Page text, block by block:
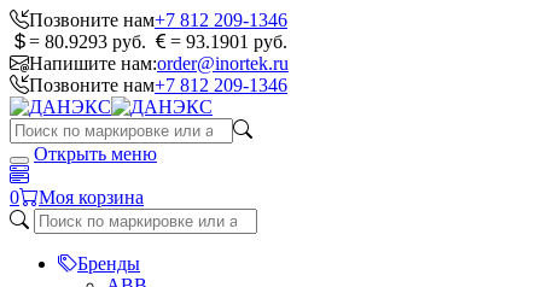
Позвоните нам+7 812 209-1346
= 80.9293 руб.
= 93.1901 руб.
Напишите нам:order@inortek.ru
Позвоните нам+7 812 209-1346
Открыть меню
0 Моя корзина
Бренды